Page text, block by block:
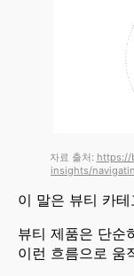
자료 출처: https://
insights/
이 말은 뷰티 카
뷰티 제품은 단순
이런 흐름으로 움